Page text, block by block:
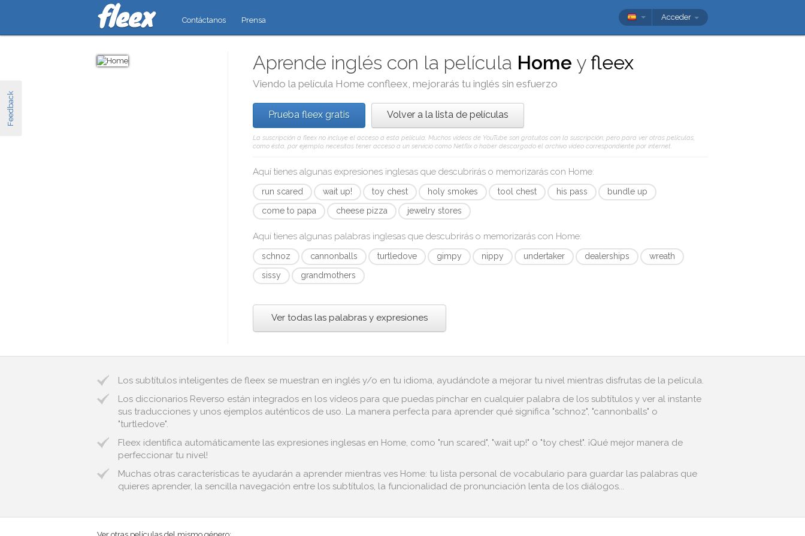
Feedback
Contáctanos Prensa Acceder
Aprende inglés con la película Home yfleex
Viendo la película Home confleex, mejorarás tu inglés sin esfuerzo
Prueba fleex gratis Volver a la lista de películas
La suscripción a fleex no incluye el acceso a esta película. Muchos vídeos de YouTube son gratuitos con la suscripción, pero para ver otras películas,
como ésta, por ejemplo, necesitas tener acceso a un servicio como Netflix o haber descargado el archivo vídeo correspondiente por internet.
Aquí tienes algunas expresiones inglesas que descubrirás o memorizarás con Home:
run scared wait up! toy chest holy smokes tool chest his pass
bundle up
come to papa
cheese pizza jewelry stores
Aquí tienes algunas palabras inglesas que descubrirás o memorizarás con Home:
schnoz cannonballs turtledove gimpy nippy undertaker dealerships
wreath
sissy
grandmothers
Ver todas las palabras y expresiones
Los subtítulos inteligentes de fleex se muestran en inglés y/o en tu idioma, ayudándote a mejorar tu nivel mientras disfrutas de la película.
Los diccionarios Reverso están integrados en los vídeos para que puedas pinchar en cualquier palabra de los subtítulos y ver al instante
sus traducciones y unos ejemplos auténticos de uso. La manera perfecta para aprender qué significa "schnoz", "cannonballs" o
"turtledove".
Fleex identifica automáticamente las expresiones inglesas en Home, como "run scared", "wait up!" o "toy chest". ¡Qué mejor manera de
perfeccionar tu nivel!
Muchas otras características te ayudarán a aprender mientras ves Home: tu lista personal de vocabulario para guardar las palabras que
quieres aprender, la sencilla navegación entre los subtítulos, la funcionalidad de pronunciación lenta de los diálogos...